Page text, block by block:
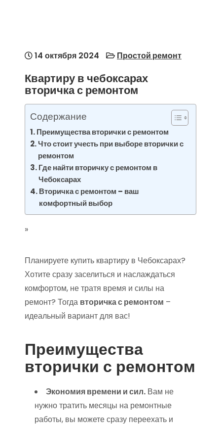
14 октября 2024 Простой ремонт
Квартиру в чебоксарах
вторичка с ремонтом
Содержание
Преимущества вторички с ремонтом
Что стоит учесть при выборе вторички с
ремонтом
Где найти вторичку с ремонтом в
Чебоксарах
Вторичка с ремонтом – ваш
комфортный выбор
»
Планируете купить квартиру в Чебоксарах?
Хотите сразу заселиться и наслаждаться
комфортом, не тратя время и силы на
ремонт? Тогда вторичка с ремонтом –
идеальный вариант для вас!
Преимущества
вторички с ремонтом
Экономия времени и сил. Вам не
нужно тратить месяцы на ремонтные
работы, вы можете сразу переехать и